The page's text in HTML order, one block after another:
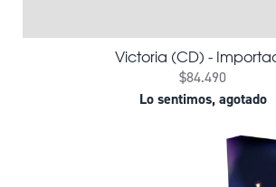
Victoria (CD) -
$84.490
Lo sentimos, agotado